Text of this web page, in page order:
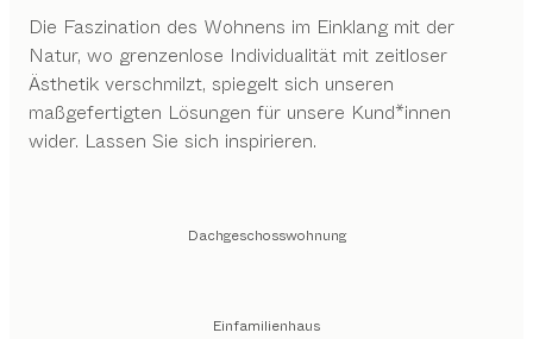
Die Faszination des Wohnens im Einklang mit der
Natur, wo grenzenlose Individualität mit zeitloser
Ästhetik verschmilzt, spiegelt sich unseren
maßgefertigten Lösungen für unsere Kund*innen
wider. Lassen Sie sich inspirieren.
Dachgeschosswohnung
Einfamilienhaus